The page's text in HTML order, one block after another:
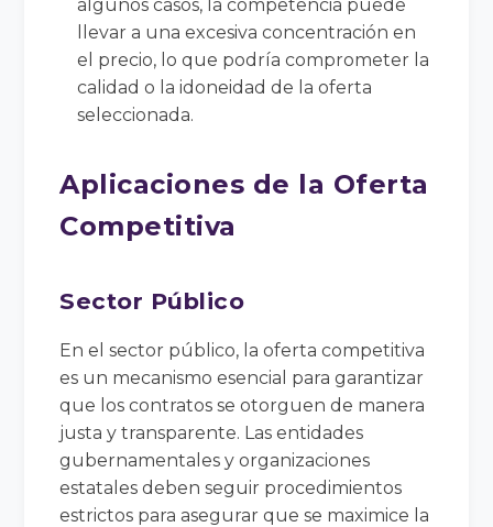
algunos casos, la competencia puede
llevar a una excesiva concentración en
el precio, lo que podría comprometer la
calidad o la idoneidad de la oferta
seleccionada.
Aplicaciones de la Oferta
Competitiva
Sector Público
En el sector público, la oferta competitiva
es un mecanismo esencial para garantizar
que los contratos se otorguen de manera
justa y transparente. Las entidades
gubernamentales y organizaciones
estatales deben seguir procedimientos
estrictos para asegurar que se maximice la